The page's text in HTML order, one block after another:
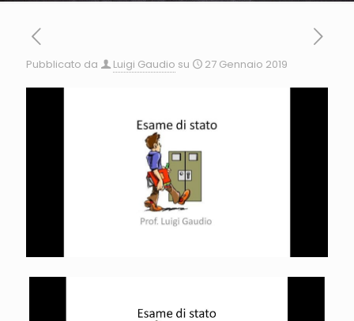
Pubblicato da Luigi Gaudio su 27 Gennaio 2019